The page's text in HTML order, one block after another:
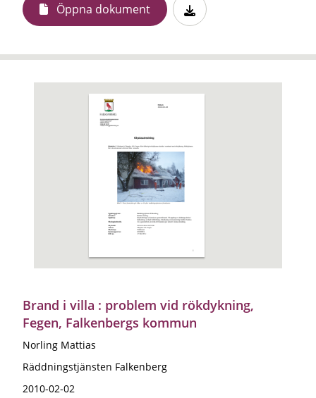
Öppna dokument
Brand i villa : problem vid rökdykning,
Fegen, Falkenbergs kommun
Norling Mattias
Räddningstjänsten Falkenberg
2010-02-02